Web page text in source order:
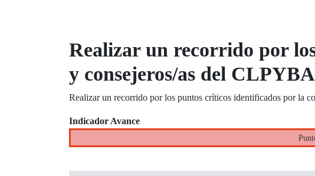
Realizar un recorrido por
y consejeros/as del
Realizar un recorrido por los puntos críticos identificados por la
Indicador Avance